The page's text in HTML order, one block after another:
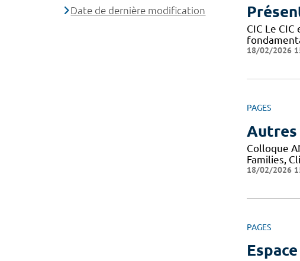
CIC Le
18/02/2026
PAGES
Autres
Colloque
Families,
18/02/2026
PAGES
Date de dernière modification